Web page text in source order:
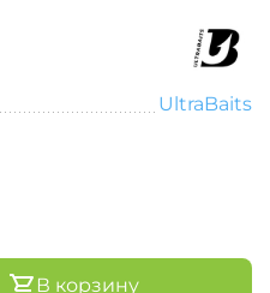
UltraBaits
В корзину